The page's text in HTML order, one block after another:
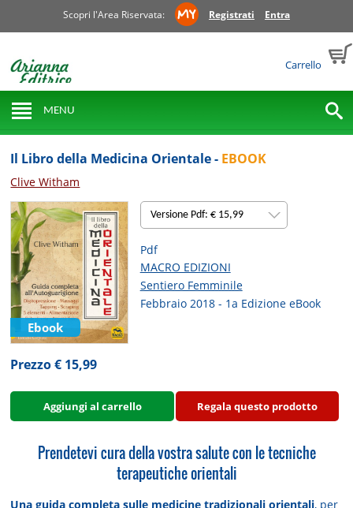
Scopri l'Area Riservata: Registrati Entra
Carrello
MENU
Il Libro della Medicina Orientale - EBOOK
Clive Witham
Ebook
Versione Pdf: € 15,99
Pdf
MACRO EDIZIONI
Sentiero Femminile
Febbraio 2018 - 1a Edizione eBook
Prezzo € 15,99
Aggiungi al carrello Regala questo prodotto
Prendetevi cura della vostra salute con le tecniche
terapeutiche orientali
Una guida completa sulle medicine tradizionali orientali, per